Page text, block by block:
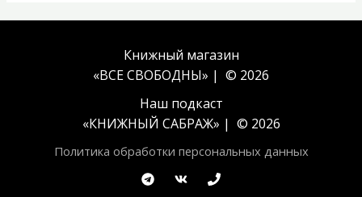
Книжный магазин
«ВСЕ СВОБОДНЫ» | © 2026
Наш подкаст
«КНИЖНЫЙ САБРАЖ» | © 2026
Политика обработки персональных данных